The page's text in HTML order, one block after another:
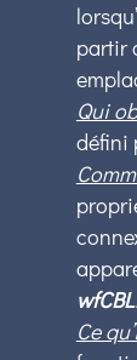
partir
Qui
défini
Ce